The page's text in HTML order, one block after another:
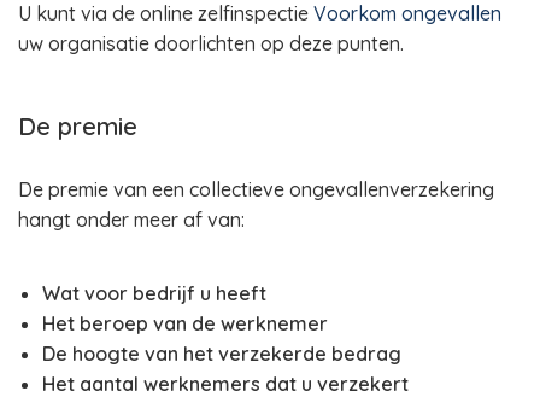
U kunt via de online zelfinspectie Voorkom ongevallen
uw organisatie doorlichten op deze punten.
De premie
De premie van een collectieve ongevallenverzekering
hangt onder meer af van:
Wat voor bedrijf u heeft
Het beroep van de werknemer
De hoogte van het verzekerde bedrag
Het aantal werknemers dat u verzekert